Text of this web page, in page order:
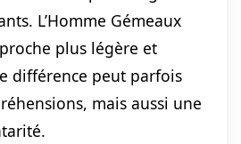
L’Homme Gémeaux
plus légère et
différence peut parfois
mais aussi une